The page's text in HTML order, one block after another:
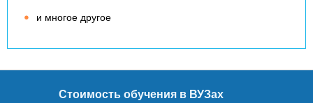
и многое другое
Стоимость обучения в ВУЗах